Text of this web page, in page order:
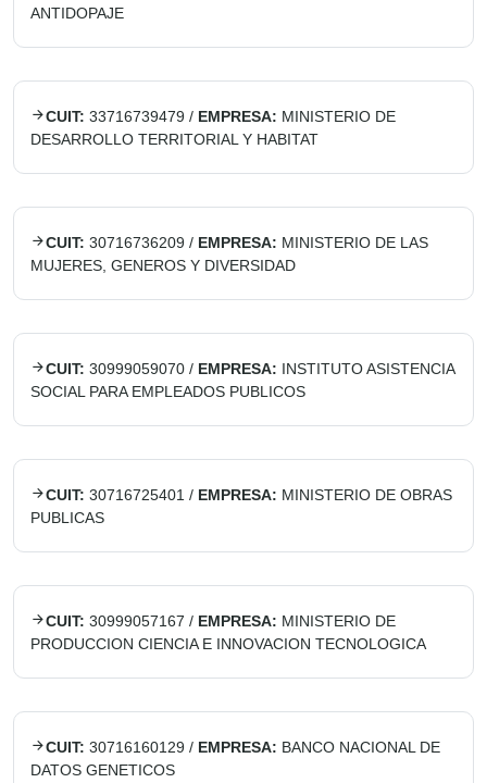
ANTIDOPAJE
CUIT: 33716739479 / EMPRESA: MINISTERIO DE
DESARROLLO TERRITORIAL Y HABITAT
CUIT: 30716736209 / EMPRESA: MINISTERIO DE LAS
MUJERES, GENEROS Y DIVERSIDAD
CUIT: 30999059070 / EMPRESA: INSTITUTO ASISTENCIA
SOCIAL PARA EMPLEADOS PUBLICOS
CUIT: 30716725401 / EMPRESA: MINISTERIO DE OBRAS
PUBLICAS
CUIT: 30999057167 / EMPRESA: MINISTERIO DE
PRODUCCION CIENCIA E INNOVACION TECNOLOGICA
CUIT: 30716160129 / EMPRESA: BANCO NACIONAL DE
DATOS GENETICOS